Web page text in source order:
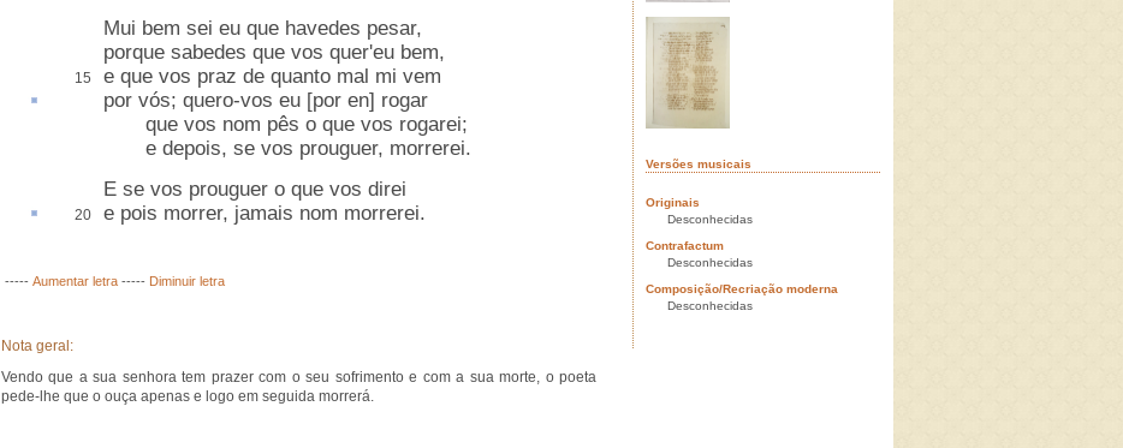
Mui bem sei eu que havedes pesar,
porque sabedes que vos quer'eu bem,
15
e que vos praz de quanto mal mi vem
por vós; quero-vos eu [por en] rogar
que vos nom pês o que vos rogarei;
e depois, se vos prouguer, morrerei.
E se vos prouguer o que vos direi
20 e pois morrer, jamais nom morrerei.
----- Aumentar letra ----- Diminuir letra
Nota geral:
Vendo que a sua senhora tem prazer com o seu sofrimento e com a sua morte, o poeta
pede-lhe que o ouça apenas e logo em seguida morrerá.
Versões musicais
Originais
Desconhecidas
Contrafactum
Desconhecidas
Composição/Recriação moderna
Desconhecidas